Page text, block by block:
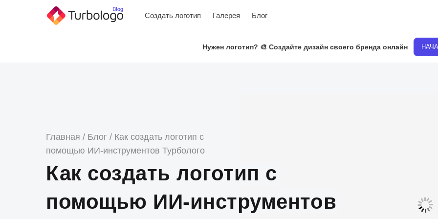
Создать логотип Галерея Блог
Нужен логотип? 🎨 Создайте дизайн своего бренда онлайн
Главная / Блог / Как создать логотип с
помощью ИИ-инструментов Турболого
Как создать логотип с
помощью ИИ-инструментов